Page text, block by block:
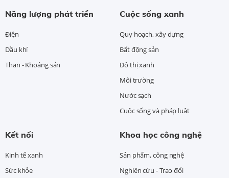
Năng lượng phát triển
Điện
Dầu khí
Than - Khoáng sản
Cuộc sống xanh
Quy hoạch, xây dựng
Bất động sản
Đô thị xanh
Môi trường
Nước sạch
Cuộc sống và pháp luật
Kết nối
Kinh tế xanh
Sức khỏe
Khoa học công nghệ
Sản phẩm, công nghệ
Nghiên cứu - Trao đổi